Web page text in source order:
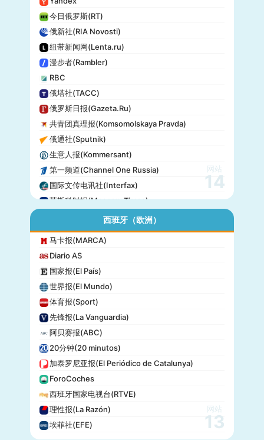
今日俄罗斯(RT)
俄新社(RIA Novosti)
纽带新闻网(Lenta.ru)
漫步者(Rambler)
RBC
俄塔社(TACC)
俄罗斯日报(Gazeta.Ru)
共青团真理报(Komsomolskaya Pravda)
俄通社(Sputnik)
生意人报(Kommersant)
第一频道(Channel One Russia)
国际文传电讯社(Interfax)
莫斯科时报(Moscow Times)
网站
14
西班牙（欧洲）
马卡报(MARCA)
Diario AS
国家报(El País)
世界报(El Mundo)
体育报(Sport)
先锋报(La Vanguardia)
阿贝赛报(ABC)
20分钟(20 minutos)
加泰罗尼亚报(El Periódico de Catalunya)
ForoCoches
西班牙国家电视台(RTVE)
理性报(La Razón)
埃菲社(EFE)
网站
13